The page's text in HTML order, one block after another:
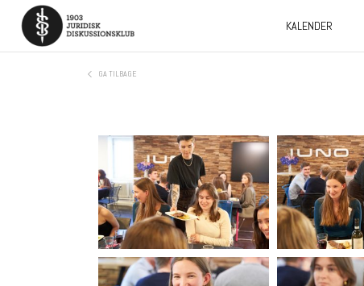
KALENDER
GA TILBAGE